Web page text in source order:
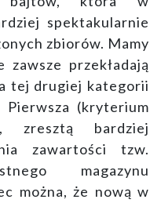
spektakularnie
zbiorów. Mamy
przekładają
tej drugiej kategorii
Pierwsza (kryterium
zresztą bardziej
zawartości tzw.
magazynu
można, że nową w